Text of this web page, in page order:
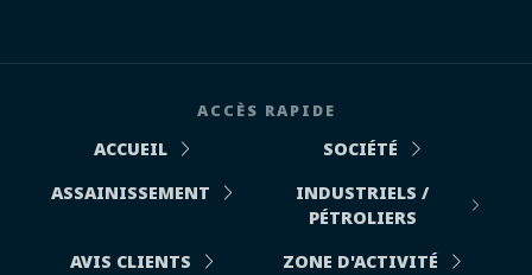
ACCÈS RAPIDE
ACCUEIL
SOCIÉTÉ
ASSAINISSEMENT
INDUSTRIELS /
PÉTROLIERS
AVIS CLIENTS
ZONE D'ACTIVITÉ